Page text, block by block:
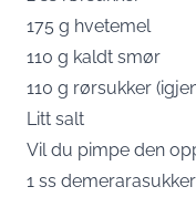
175 g hvetemel
110 g kaldt smør
110 g rørsukker
Litt salt
Vil du pimpe den
1 ss